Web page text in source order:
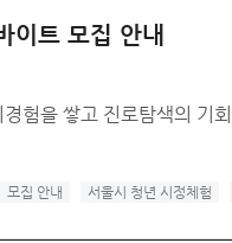
이트 모집 안내
험을 쌓고 진로탐색의 기
모집 안내 서울시 청년 시정체험